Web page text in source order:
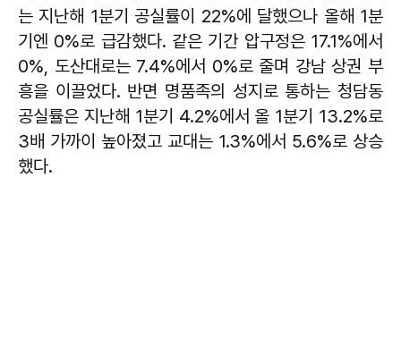
는 지난해 1분기 공실률이 22%에 달했으나 올해 1분
기엔 0%로 급감했다. 같은 기간 압구정은 17.1%에서
0%, 도산대로는 7.4%에서 0%로 줄며 강남 상권 부
흥을 이끌었다. 반면 명품족의 성지로 통하는 청담동
공실률은 지난해 1분기 4.2%에서 올 1분기 13.2%로
3배 가까이 높아졌고 교대는 1.3%에서 5.6%로 상승
했다.